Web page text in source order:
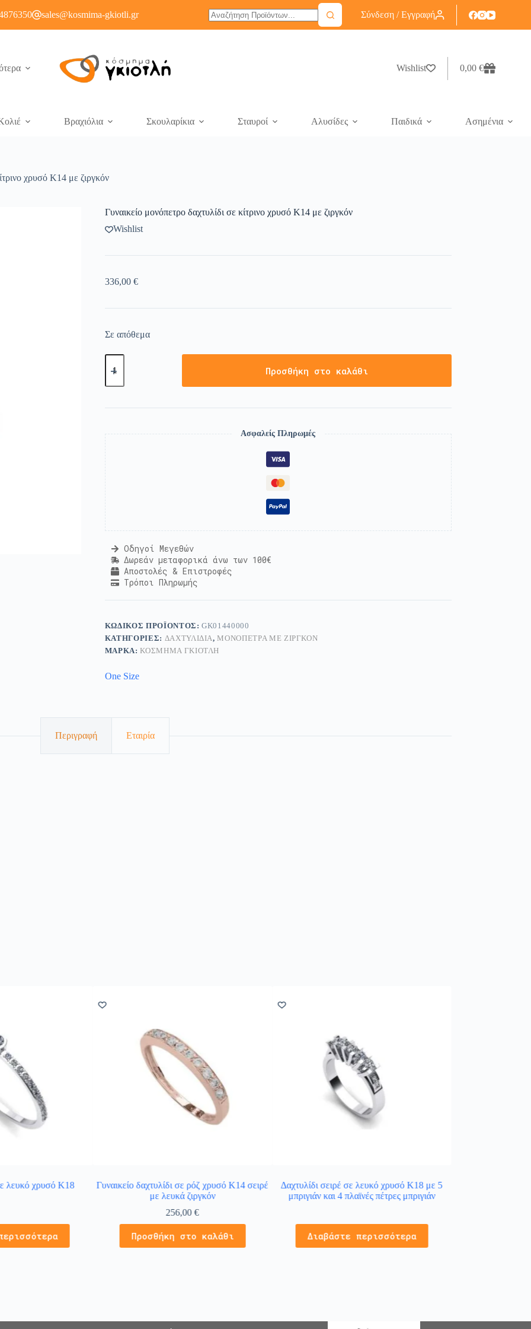
sales@kosmima-gkiotli.gr Σύνδεση / Εγγραφή
Wishlist 0,00 €
Βραχιόλια Σκουλαρίκια Σταυροί Αλυσίδες Παιδικά Ασημένια
χρυσό Κ14 με ζιργκόν
Γυναικείο μονόπετρο δαχτυλίδι σε κίτρινο χρυσό Κ14 με ζιργκόν
Wishlist
336,00 €
Σε απόθεμα
Προσθήκη στο καλάθι
Ασφαλείς Πληρωμές
Οδηγοί Μεγεθών
Δωρεάν μεταφορικά άνω των 100€
Αποστολές & Επιστροφές
Τρόποι Πληρωμής
ΚΩΔΙΚΌΣ ΠΡΟΪΌΝΤΟΣ:GK01440000
ΚΑΤΗΓΟΡΊΕΣ: ΔΑΧΤΥΛΊΔΙΑ,ΜΟΝΌΠΕΤΡΑ ΜΕ ΖΙΡΓΚΌΝ
ΜΆΡΚΑ:ΚΟΣΜΗΜΑ ΓΚΙΟΤΛΗ
One Size
Περιγραφή Εταιρία
λευκό χρυσό Κ18
Γυναικείο δαχτυλίδι σε ρόζ χρυσό Κ14 σειρέ
με λευκά ζιργκόν
256,00€
Προσθήκη στο καλάθι
Δαχτυλίδι σειρέ σε λευκό χρυσό Κ18 με 5
μπριγιάν και 4 πλαϊνές πέτρες μπριγιάν
Διαβάστε περισσότερα